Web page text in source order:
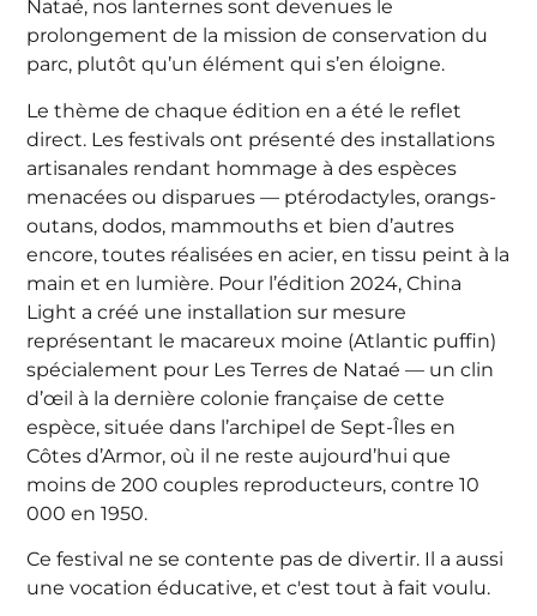
Nataé, nos lanternes sont devenues le
prolongement de la mission de conservation du
parc, plutôt qu’un élément qui s’en éloigne.
Le thème de chaque édition en a été le reflet
direct. Les festivals ont présenté des installations
artisanales rendant hommage à des espèces
menacées ou disparues — ptérodactyles, orangs-
outans, dodos, mammouths et bien d’autres
encore, toutes réalisées en acier, en tissu peint à la
main et en lumière. Pour l’édition 2024, China
Light a créé une installation sur mesure
représentant le macareux moine (Atlantic puffin)
spécialement pour Les Terres de Nataé — un clin
d’œil à la dernière colonie française de cette
espèce, située dans l’archipel de Sept-Îles en
Côtes d’Armor, où il ne reste aujourd’hui que
moins de 200 couples reproducteurs, contre 10
000 en 1950.
Ce festival ne se contente pas de divertir. Il a aussi
une vocation éducative, et c'est tout à fait voulu.